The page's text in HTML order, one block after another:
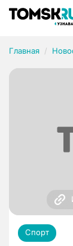
Главная
Спорт